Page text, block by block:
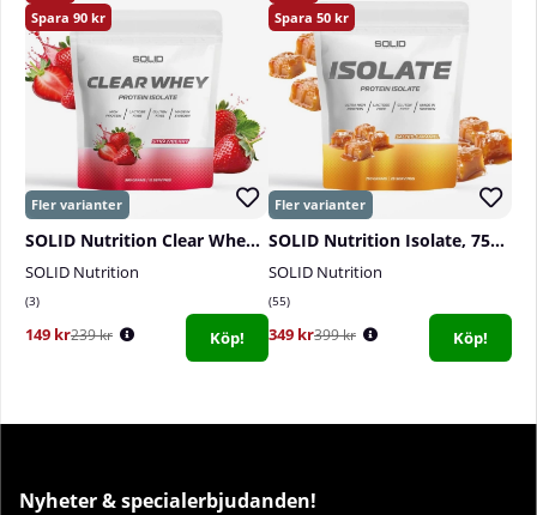
90
SOLID Nutrition Clear Whey, 300 g
SOLID Nutrition
3
149 kr239 kr Köp!
50
SOLID Nutrition Isolate, 750 g
SOLID Nutrition
55
349 kr399 kr Köp!
Nyheter & specialerbjudanden!